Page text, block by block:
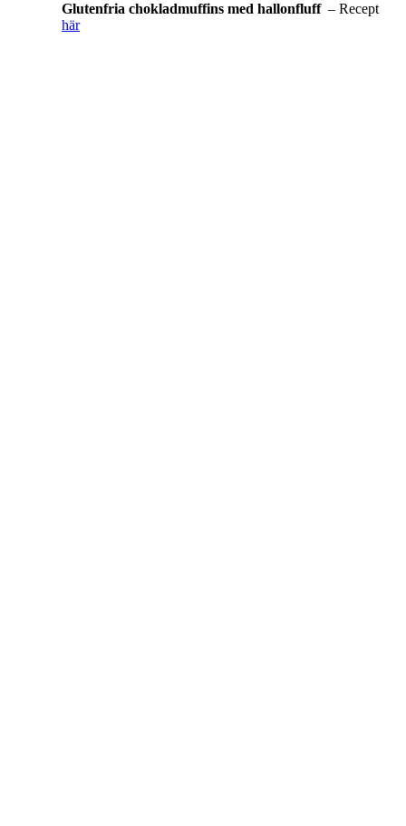
Glutenfria chokladmuffins med hallonfluff– Recept
här